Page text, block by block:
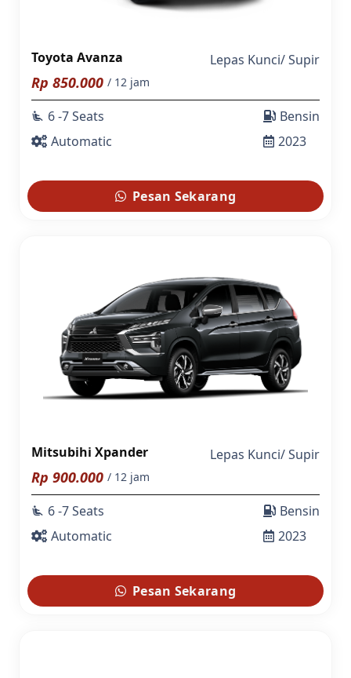
Toyota Avanza Lepas Kunci/Supir
Rp 850.000 / 12 jam
airline_seat_recline_extra 6 -7 Seats
Automatic
Bensin
2023
Pesan Sekarang
Mitsubihi Xpander Lepas Kunci/Supir
Rp 900.000 / 12 jam
airline_seat_recline_extra 6 -7 Seats
Automatic
Bensin
2023
Pesan Sekarang